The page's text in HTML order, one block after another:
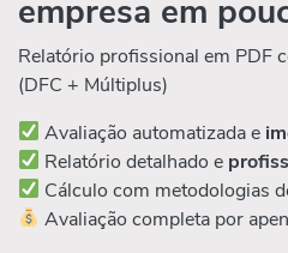
empresa em
Relatório profissional em PDF
(DFC + Múltiplus)
Avaliação automatizada e
Relatório detalhado e
Cálculo com metodologias
Avaliação completa por